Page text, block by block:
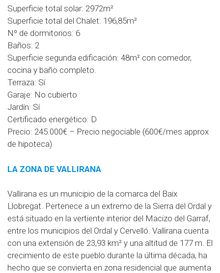
Superficie total solar: 2972m²
Superficie total del Chalet: 196,85m²
Nº de dormitorios: 6
Baños: 2
Superficie segunda edificación: 48m² con comedor,
cocina y baño completo.
Terraza: Sí
Garaje: No cubierto
Jardín: Sí
Certificado energético: D
Precio: 245.000€ – Precio negociable (600€/mes approx
de hipoteca)
LA ZONA DE VALLIRANA
Vallirana es un municipio de la comarca del Baix
Llobregat. Pertenece a un extremo de la Sierra del Ordal y
está situado en la vertiente interior del Macizo del Garraf,
entre los municipios del Ordal y Cervelló. Vallirana cuenta
con una extensión de 23,93 km² y una altitud de 177 m. El
crecimiento de este pueblo durante la última década, ha
hecho que se convierta en zona residencial que aumenta